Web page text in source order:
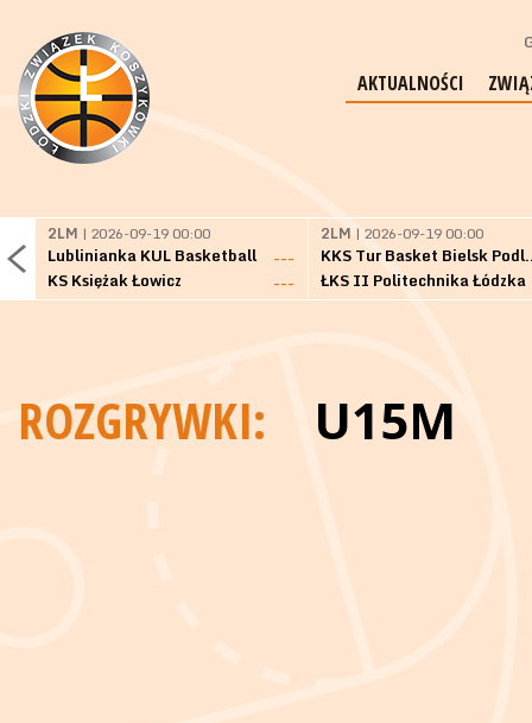
AKTUALNOŚCI
2LM | 2026-09-19 00:00
Lublinianka KUL Basketball
---
KS Księżak Łowicz
---
2LM | 2026-09-19 00:00
KKS Tur
ŁKS II Politechnika Łódzka
ROZGRYWKI: U15M